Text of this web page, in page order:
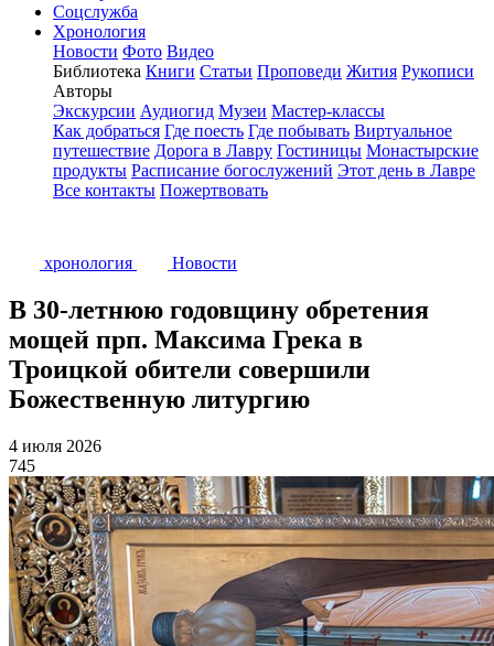
Соцслужба
Хронология
Новости Фото Видео
Библиотека Книги Статьи Проповеди Жития Рукописи
Авторы
Экскурсии Аудиогид Музеи Мастер-классы
Как добраться Где поесть Где побывать Виртуальное
путешествие Дорога в Лавру Гостиницы Монастырские
продукты Расписание богослужений Этот день в Лавре
Все контакты Пожертвовать
хронология Новости
В 30-летнюю годовщину обретения
мощей прп. Максима Грека в
Троицкой обители совершили
Божественную литургию
4 июля 2026
745